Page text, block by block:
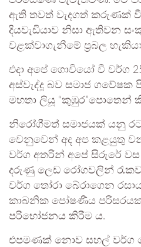
ඇති තවත් වැදගත් කරුණක්
දියවැඩියාව නිසා ඇතිවන
වළක්වාගැනීමේ ප්‍රබල
එදා අපේ ගොවියෝ වී වර්ග
අස්වැද්දූ බව සමාජ
මහතා ලියූ “කුඹුර”පොතෙන්
නිරෝගීමත් සමාජයක් යනු
වෙනුවෙන් අද අප කළයුතු
වර්ග අතරින් අපේ සිරුරේ
දරුණු ලෙඩ රෝගවලින්
වර්ග තෝරා බේරාගෙන
කාබනික පෝෂණීය
පරිභෝජනය කිරීම ය.
එපමණක් නොව සහල් වර්ග